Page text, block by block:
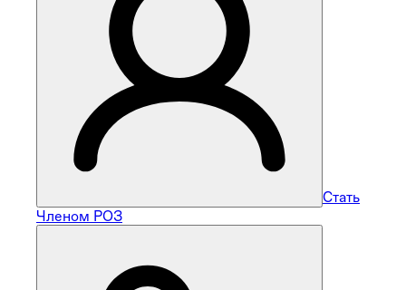
Стать
Членом РОЗ